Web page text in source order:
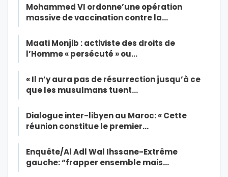
Mohammed VI ordonne’une opération
massive de vaccination contre la…
Maati Monjib : activiste des droits de
l’Homme « persécuté » ou…
« Il n’y aura pas de résurrection jusqu’à ce
que les musulmans tuent…
Dialogue inter-libyen au Maroc: « Cette
réunion constitue le premier…
Enquête/Al Adl Wal Ihssane-Extrême
gauche: “frapper ensemble mais…